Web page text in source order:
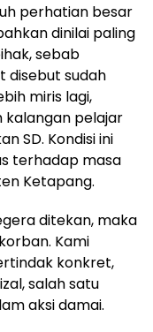
perhatian besar
dinilai paling
sebab
disebut sudah
miris lagi,
pelajar
SD. Kondisi ini
terhadap masa
Ketapang.
ditekan, maka
Kami
konkret,
salah satu
aksi damai.